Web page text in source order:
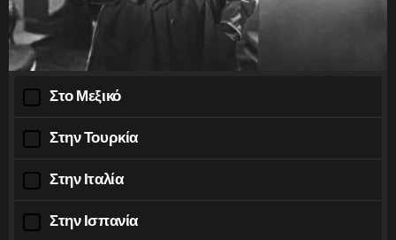
Στο Μεξικό
Στην Τουρκία
Στην Ιταλία
Στην Ισπανία